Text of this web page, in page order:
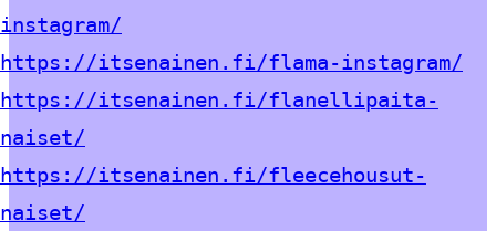
instagram/
https://itsenainen.fi/flama-instagram/
https://itsenainen.fi/flanellipaita-
naiset/
https://itsenainen.fi/fleecehousut-
naiset/